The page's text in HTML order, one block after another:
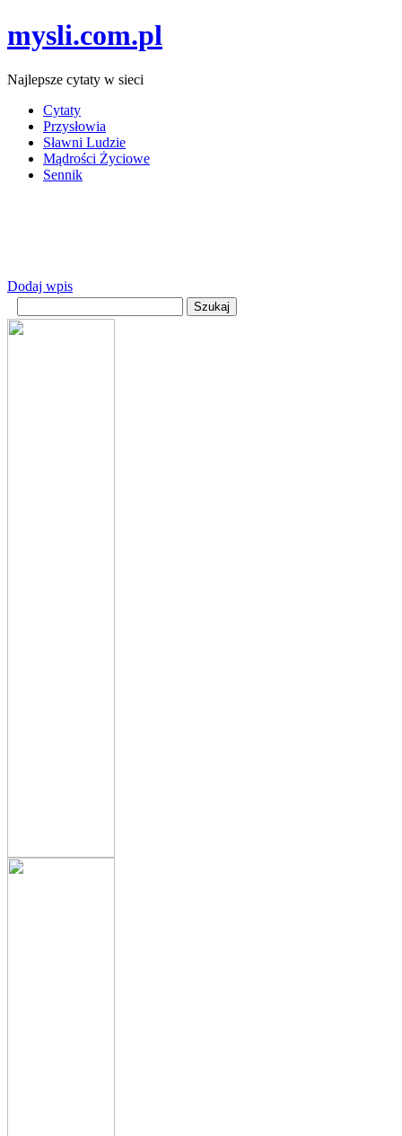
mysli.com.pl
Najlepsze cytaty w sieci
Cytaty
Przysłowia
Sławni Ludzie
Mądrości Życiowe
Sennik
Dodaj wpis